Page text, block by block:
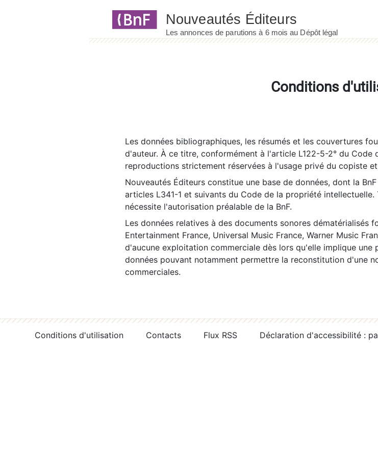
Conditions
Les données bibliographiques, les résumés et les couvertures
d'auteur. À ce titre, conformément à l'article L122-5-2° du
reproductions strictement réservées à l'usage privé du copiste
Nouveautés Éditeurs constitue une base de données, dont la
articles L341-1 et suivants du Code de la propriété
nécessite l'autorisation préalable de la BnF.
Les données relatives à des documents sonores dématérialisés
Entertainment France, Universal Music France, Warner Music
d'aucune exploitation commerciale dès lors qu'elle implique
données pouvant notamment permettre la reconstitution d'une
commerciales.
Conditions d'utilisation Contacts Flux RSS Déclaration d'accessibilité :